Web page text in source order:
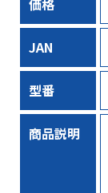
JAN
型番
商品説明